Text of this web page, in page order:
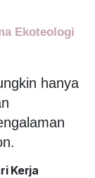
Ekoteologi
hanya
Kerja